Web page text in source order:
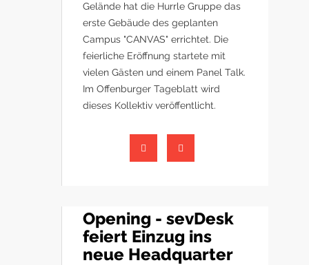
Gelände hat die Hurrle Gruppe das
erste Gebäude des geplanten
Campus "CANVAS" errichtet. Die
feierliche Eröffnung startete mit
vielen Gästen und einem Panel Talk.
Im Offenburger Tageblatt wird
dieses Kollektiv veröffentlicht.
Opening - sevDesk
feiert Einzug ins
neue Headquarter